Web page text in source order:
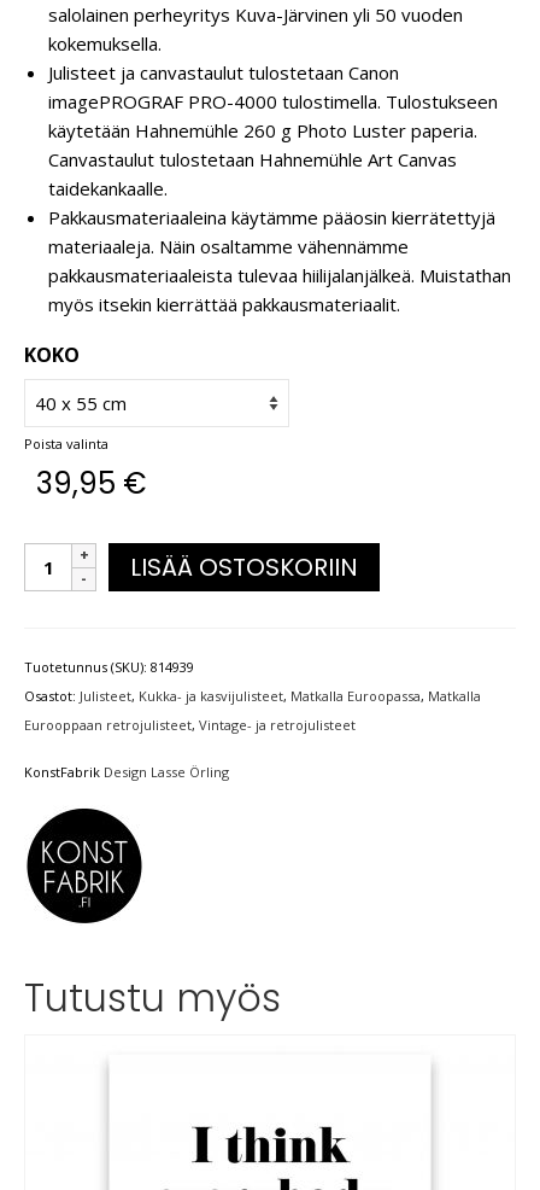
salolainen perheyritys Kuva-Järvinen yli 50 vuoden
kokemuksella.
Julisteet ja canvastaulut tulostetaan Canon
imagePROGRAF PRO-4000 tulostimella. Tulostukseen
käytetään Hahnemühle 260 g Photo Luster paperia.
Canvastaulut tulostetaan Hahnemühle Art Canvas
taidekankaalle.
Pakkausmateriaaleina käytämme pääosin kierrätettyjä
materiaaleja. Näin osaltamme vähennämme
pakkausmateriaaleista tulevaa hiilijalanjälkeä. Muistathan
myös itsekin kierrättää pakkausmateriaalit.
KOKO
Poista valinta
39,95 €
LISÄÄ OSTOSKORIIN
Tuotetunnus (SKU): 814939
Osastot: Julisteet, Kukka- ja kasvijulisteet, Matkalla Euroopassa, Matkalla
Eurooppaan retrojulisteet, Vintage- ja retrojulisteet
KonstFabrik Design Lasse Örling
Tutustu myös